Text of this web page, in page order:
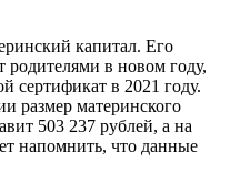
капитал. Его
родителями в новом году,
сертификат в 2021 году.
размер материнского
503 237 рублей, а на
напомнить, что данные